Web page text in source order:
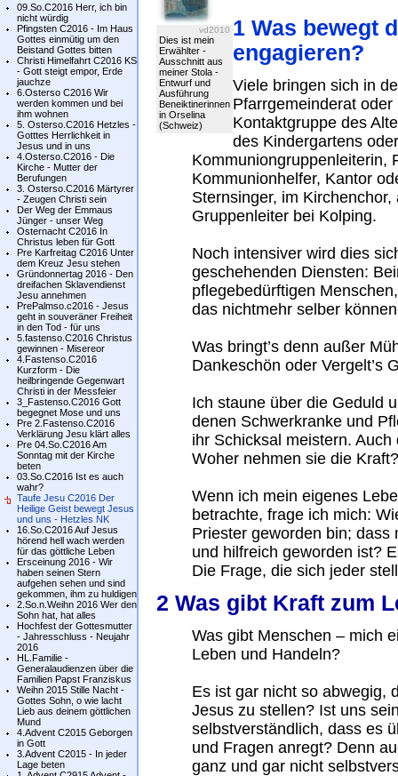
09.So.C2016 Herr, ich bin
nicht würdig
Pfingsten C2016 - Im Haus
Gottes einmütig um den
Beistand Gottes bitten
Christi Himelfahrt C2016 KS
- Gott steigt empor, Erde
jauchze
6.Osterso C2016 Wir
werden kommen und bei
ihm wohnen
5. Osterso.C2016 Hetzles -
Gotttes Herrlichkeit in
Jesus und in uns
4.Osterso.C2016 - Die
Kirche - Mutter der
Berufungen
3. Osterso.C2016 Märtyrer
- Zeugen Christi sein
Der Weg der Emmaus
Jünger - unser Weg
Osternacht C2016 In
Christus leben für Gott
Pre Karfreitag C2016 Unter
dem Kreuz Jesu stehen
Gründonnertag 2016 - Den
dreifachen Sklavendienst
Jesu annehmen
PrePalmso.c2016 - Jesus
geht in souveräner Freiheit
in den Tod - für uns
5.fastenso.C2016 Christus
gewinnen - Misereor
4.Fastenso.C2016
Kurzform - Die
heilbringende Gegenwart
Christi in der Messfeier
3_Fastenso.C2016 Gott
begegnet Mose und uns
Pre 2.Fastenso.C2016
Verklärung Jesu klärt alles
Pre 04.So.C2016 Am
Sonntag mit der Kirche
beten
03.So.C2016 Ist es auch
wahr?
Taufe Jesu C2016 Der
Heilige Geist bewegt Jesus
und uns - Hetzles NK
16.So.C2016 Auf Jesus
hörend hell wach werden
für das göttliche Leben
Ersceinung 2016 - Wir
haben seinen Stern
aufgehen sehen und sind
gekommen, ihm zu huldigen
2.So.n.Weihn 2016 Wer den
Sohn hat, hat alles
Hochfest der Gottesmutter
- Jahresschluss - Neujahr
2016
HL.Familie -
Generalaudienzen über die
Familien Papst Franziskus
Weihn 2015 Stille Nacht -
Gottes Sohn, o wie lacht
Lieb aus deinem göttlichen
Mund
4.Advent C2015 Geborgen
in Gott
3.Advent C2015 - In jeder
Lage beten
vd2010
Dies ist mein
Erwählter -
Ausschnitt aus
meiner Stola -
Entwurf und
Ausführung
Beneiktinerinnen
in Orselina
(Schweiz)
1 Was bewegt
engagieren?
Viele bringen sich in
Pfarrgemeinderat
Kontaktgruppe des
des Kindergartens
Kommuniongruppenleiterin,
Kommunionhelfer, Kantor
Sternsinger, im
Gruppenleiter bei Kolping.
Noch intensiver wird dies
geschehenden Diensten:
pflegebedürftigen
das nichtmehr selber
Was bringt’s denn außer
Dankeschön oder Vergelt’s
Ich staune über die Geduld
denen Schwerkranke und
ihr Schicksal meistern.
Woher nehmen sie die Kraft?
Wenn ich mein eigenes
betrachte, frage ich mich:
Priester geworden bin;
und hilfreich geworden ist?
Die Frage, die sich jeder
2 Was gibt Kraft zum
Was gibt Menschen – mich
Leben und Handeln?
Es ist gar nicht so abwegig,
Jesus zu stellen? Ist uns
selbstverständlich, dass es
und Fragen anregt? Denn
ganz und gar nicht